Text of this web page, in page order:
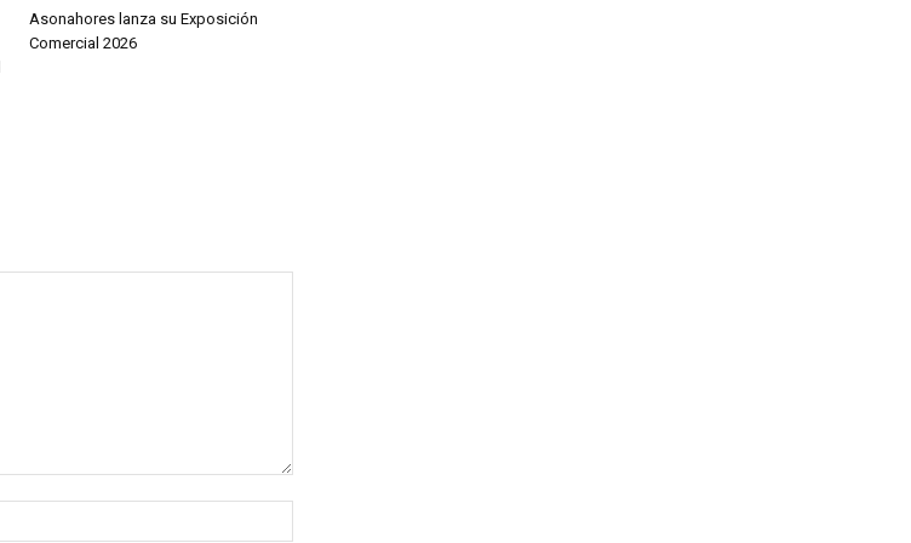
Asonahores lanza su Exposición
Comercial 2026